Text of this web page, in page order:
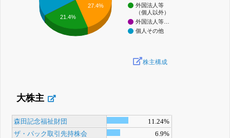
外国法人等
（個人以外）
外国法人等…
個人その他
27.4%
21.4%
株主構成
大株主
森田記念福祉財団
11.24%
ザ・パック取引先持株会
6.9%